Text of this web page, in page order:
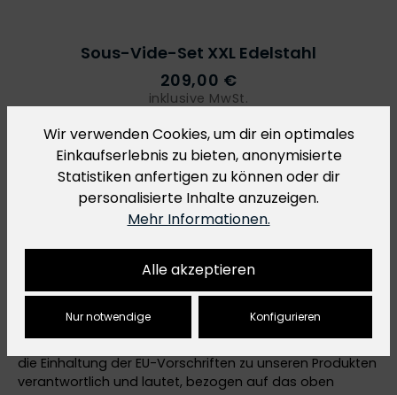
Sous-Vide-Set XXL Edelstahl
209,00 €
inklusive MwSt.
Details zur Produktsicherheit
Im Rahmen der Verordnung über die Produktsicherheit
stellen wir hiermit Informationen über den
die Einhaltung der EU-Vorschriften zu unseren Produkten
verantwortlich und lautet, bezogen auf das oben
Wir verwenden Cookies, um dir ein optimales
Einkaufserlebnis zu bieten, anonymisierte
Statistiken anfertigen zu können oder dir
personalisierte Inhalte anzuzeigen.
Mehr Informationen.
Alle akzeptieren
Nur notwendige Konfigurieren